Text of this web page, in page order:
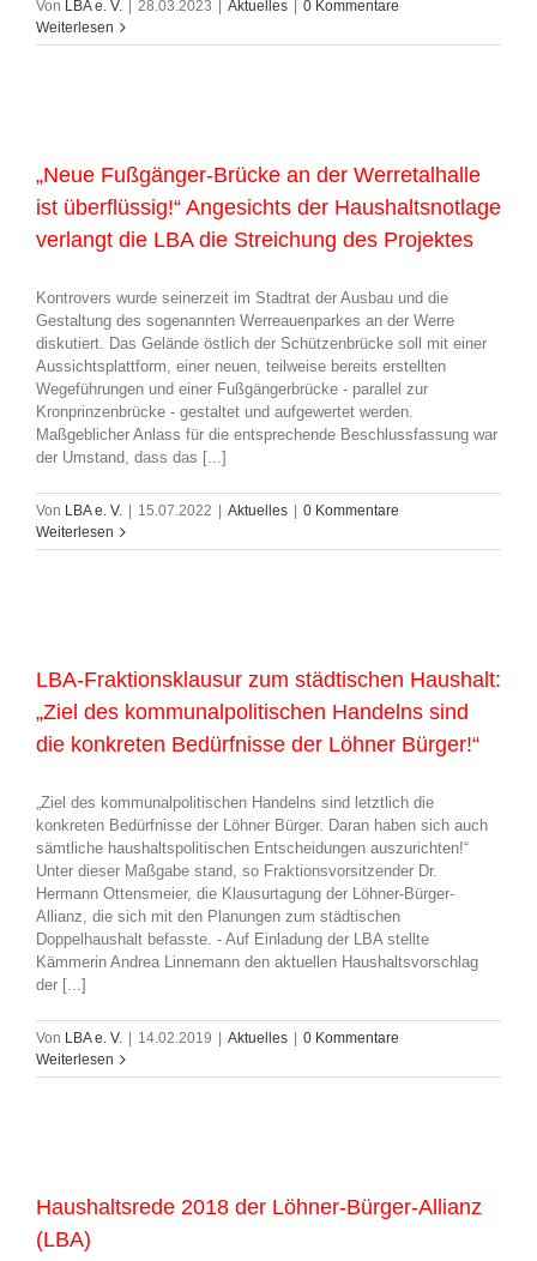
Von LBA e. V. 28.03.2023 Aktuelles
0 Kommentare
Weiterlesen
„Neue Fußgänger-Brücke an der Werretalhalle
ist überflüssig!“ Angesichts der Haushaltsnotlage
verlangt die LBA die Streichung des Projektes
Kontrovers wurde seinerzeit im Stadtrat der Ausbau und die
Gestaltung des sogenannten Werreauenparkes an der Werre
diskutiert. Das Gelände östlich der Schützenbrücke soll mit einer
Aussichtsplattform, einer neuen, teilweise bereits erstellten
Wegeführungen und einer Fußgängerbrücke - parallel zur
Kronprinzenbrücke - gestaltet und aufgewertet werden.
Maßgeblicher Anlass für die entsprechende Beschlussfassung war
der Umstand, dass das [...]
Von LBA e. V. 15.07.2022 Aktuelles
0 Kommentare
Weiterlesen
LBA-Fraktionsklausur zum städtischen Haushalt:
„Ziel des kommunalpolitischen Handelns sind
die konkreten Bedürfnisse der Löhner Bürger!“
„Ziel des kommunalpolitischen Handelns sind letztlich die
konkreten Bedürfnisse der Löhner Bürger. Daran haben sich auch
sämtliche haushaltspolitischen Entscheidungen auszurichten!“
Unter dieser Maßgabe stand, so Fraktionsvorsitzender Dr.
Hermann Ottensmeier, die Klausurtagung der Löhner-Bürger-
Allianz, die sich mit den Planungen zum städtischen
Doppelhaushalt befasste. - Auf Einladung der LBA stellte
Kämmerin Andrea Linnemann den aktuellen Haushaltsvorschlag
der [...]
Von LBA e. V. 14.02.2019 Aktuelles
0 Kommentare
Weiterlesen
Haushaltsrede 2018 der Löhner-Bürger-Allianz
(LBA)